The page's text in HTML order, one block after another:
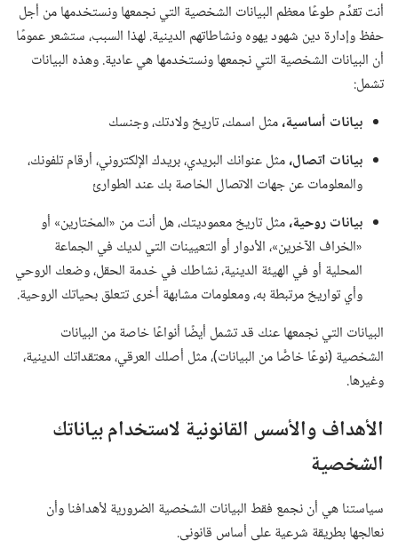
أنت تقدِّم طوعًا معظم البيانات الشخصية التي نجمعها ونستخدمها من أجل
حفظ وإدارة دين شهود يهوه ونشاطاتهم الدينية.‏ لهذا السبب،‏ ستشعر عمومًا
أن البيانات الشخصية التي نجمعها ونستخدمها هي عادية.‏ وهذه البيانات
تشمل:‏
بيانات أساسية،‏مثل اسمك،‏ تاريخ ولادتك،‏ وجنسك
بيانات اتصال،‏مثل عنوانك البريدي،‏ بريدك الإلكتروني،‏ أرقام تلفونك،‏
والمعلومات عن جهات الاتصال الخاصة بك عند الطوارئ
بيانات روحية،‏مثل تاريخ معموديتك،‏ هل أنت من «المختارين» أو
«الخراف الآخرين»،‏ الأدوار أو التعيينات التي لديك في الجماعة
المحلية أو في الهيئة الدينية،‏ نشاطك في خدمة الحقل،‏ وضعك الروحي
وأي تواريخ مرتبطة به،‏ ومعلومات مشابهة أخرى تتعلق بحياتك الروحية.‏
البيانات التي نجمعها عنك قد تشمل أيضًا أنواعًا خاصة من البيانات
الشخصية (‏نوعًا خاصًّا من البيانات)‏،‏ مثل أصلك العرقي،‏ معتقداتك الدينية،‏
وغيرها.‏
الأهداف والأسس القانونية لاستخدام بياناتك
الشخصية
سياستنا هي أن نجمع فقط البيانات الشخصية الضرورية لأهدافنا وأن
نعالجها بطريقة شرعية على أساس قانوني.‏